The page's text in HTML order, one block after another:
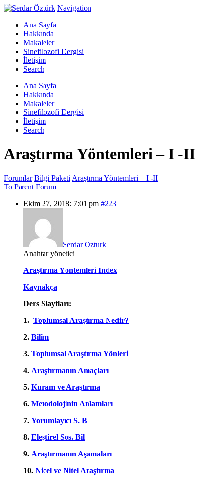
Navigation
Ana Sayfa
Hakkında
Makaleler
Sinefilozofi Dergisi
İletişim
Search
Ana Sayfa
Hakkında
Makaleler
Sinefilozofi Dergisi
İletişim
Search
Araştırma Yöntemleri – I -II
Forumlar Bilgi Paketi Araştırma Yöntemleri – I -II
To Parent Forum
Ekim 27, 2018: 7:01 pm #223
Serdar Ozturk
Anahtar yönetici
Araştırma Yöntemleri Index
Kaynakça
Ders Slaytları:
1. Toplumsal Araştırma Nedir?
2. Bilim
3. Toplumsal Araştırma Yönleri
4. Araştırmanın Amaçları
5. Kuram ve Araştırma
6. Metodolojinin Anlamları
7. Yorumlayıcı S. B
8. Eleştirel Sos. Bil
9. Araştırmanın Aşamaları
10. Nicel ve Nitel Araştırma